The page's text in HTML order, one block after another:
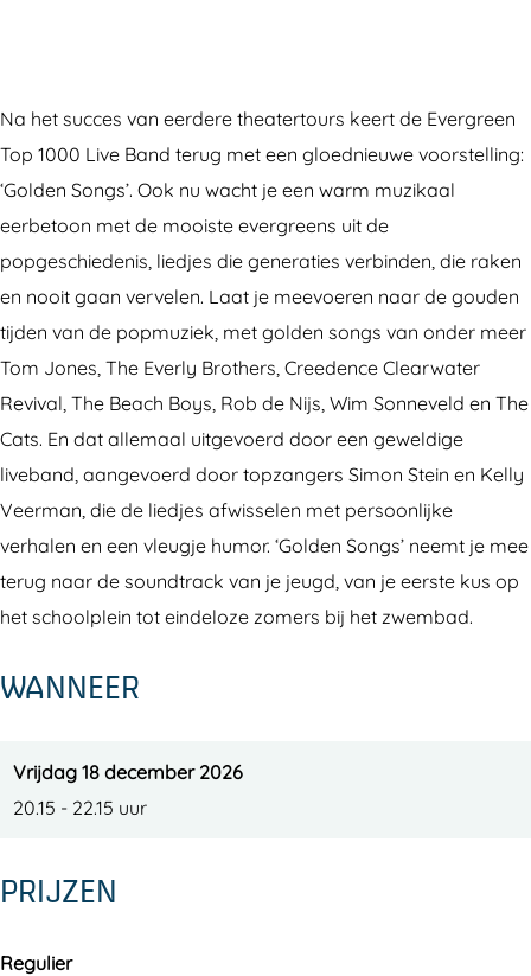
n
T
o
p
1
0
0
0
L
i
v
e
e
e
n
T
o
p
1
0
0
0
L
i
v
e
!
r
e
e
n
T
o
p
1
0
0
0
L
i
v
e
n
T
o
p
1
0
0
0
L
i
v
e
!
g
r
e
e
n
T
o
p
1
0
0
0
L
v
!
Na het succes van eerdere theatertours keert de Evergreen
Top 1000 Live Band terug met een gloednieuwe voorstelling:
‘Golden Songs’. Ook nu wacht je een warm muzikaal
eerbetoon met de mooiste evergreens uit de
popgeschiedenis, liedjes die generaties verbinden, die raken
en nooit gaan vervelen. Laat je meevoeren naar de gouden
tijden van de popmuziek, met golden songs van onder meer
Tom Jones, The Everly Brothers, Creedence Clearwater
Revival, The Beach Boys, Rob de Nijs, Wim Sonneveld en The
Cats. En dat allemaal uitgevoerd door een geweldige
liveband, aangevoerd door topzangers Simon Stein en Kelly
Veerman, die de liedjes afwisselen met persoonlijke
verhalen en een vleugje humor. ‘Golden Songs’ neemt je mee
terug naar de soundtrack van je jeugd, van je eerste kus op
het schoolplein tot eindeloze zomers bij het zwembad.
WANNEER
Vrijdag 18 december 2026
20.15 - 22.15 uur
PRIJZEN
Regulier